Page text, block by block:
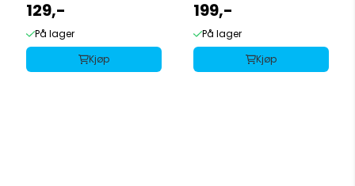
129,-
På lager
Kjøp
199,-
På lager
Kjøp